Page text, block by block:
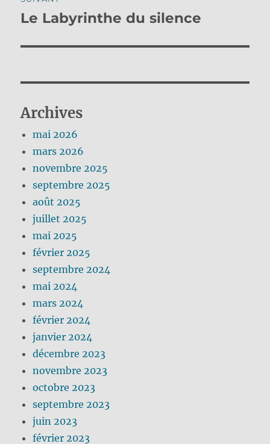
Publication
Le Labyrinthe du silence
Archives
mai 2026
mars 2026
novembre 2025
septembre 2025
août 2025
juillet 2025
mai 2025
février 2025
septembre 2024
mai 2024
mars 2024
février 2024
janvier 2024
décembre 2023
novembre 2023
octobre 2023
septembre 2023
juin 2023
février 2023